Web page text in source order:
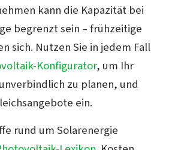
kann die Kapazität bei
begrenzt sein – frühzeitige
sich. Nutzen Sie in jedem Fall
Konfigurator, um Ihr
zu planen, und
ein.
rund um Solarenergie